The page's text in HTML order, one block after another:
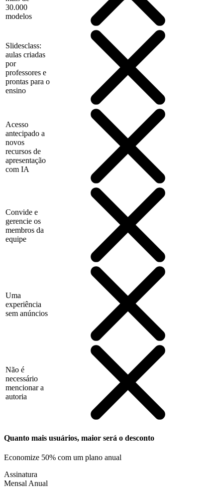
30.000
modelos
Slidesclass:
aulas criadas
por
professores e
prontas para o
ensino
Acesso
antecipado a
novos
recursos de
apresentação
com IA
Convide e
gerencie os
membros da
equipe
Uma
experiência
sem anúncios
Não é
necessário
mencionar a
autoria
Quanto mais usuários, maior será o desconto
Economize 50% com um plano anual
Assinatura
Mensal Anual